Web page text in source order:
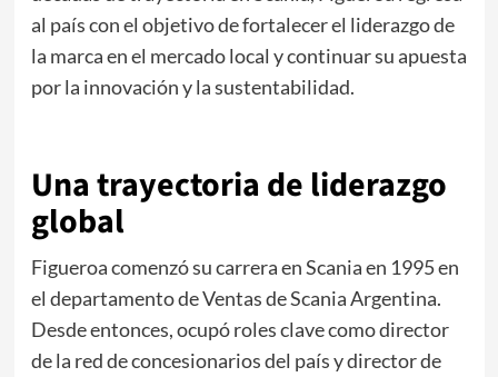
al país con el objetivo de fortalecer el liderazgo de
la marca en el mercado local y continuar su apuesta
por la innovación y la sustentabilidad.
Una trayectoria de liderazgo
global
Figueroa comenzó su carrera en Scania en 1995 en
el departamento de Ventas de Scania Argentina.
Desde entonces, ocupó roles clave como director
de la red de concesionarios del país y director de